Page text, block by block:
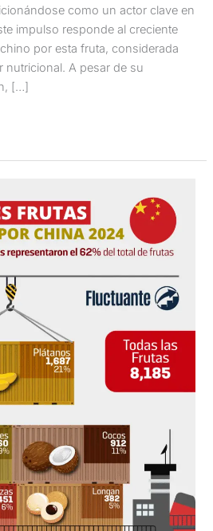
como un actor clave en
impulso responde al creciente
por esta fruta, considerada
nutricional. A pesar de su
[…]